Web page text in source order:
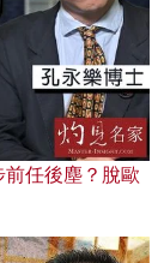
任後塵？脫歐